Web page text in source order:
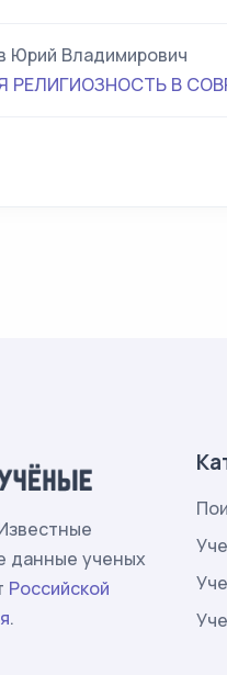
Юрий Владимирович
РЕЛИГИОЗНОСТЬ В
данные ученых
Российской
.